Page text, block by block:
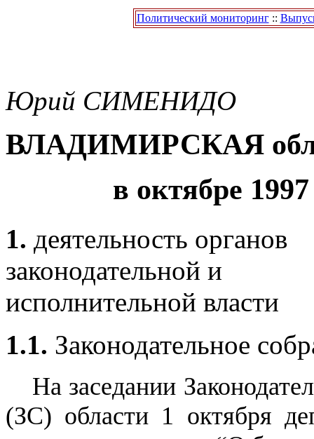
Политический мониторинг::
Юрий СИМЕНИДО
ВЛАДИМИРСКАЯ
в октябре 1997
1. деятельность органов
законодательной и
исполнительной власти
1.1. Законодательное
На заседании
(ЗС) области 1 октября